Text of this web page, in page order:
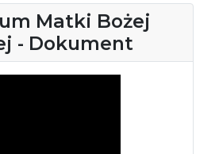
Matki Bożej
- Dokument